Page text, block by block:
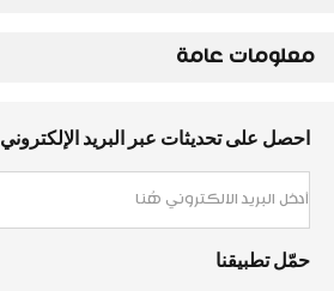
معلومات عامة
احصل على تحديثات عبر البريد الإلكتروني
حمّل تطبيقنا